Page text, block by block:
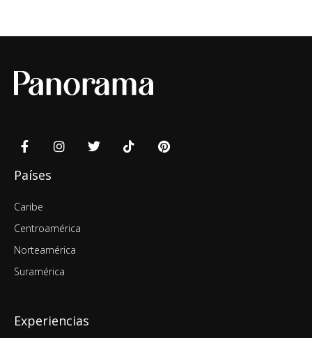
Países
Caribe
Centroamérica
Norteamérica
Suramérica
Experiencias